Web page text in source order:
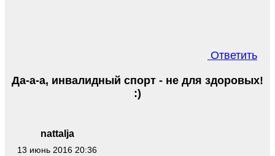
Ответить
nattalja
13 июнь 2016 20:36
Да-а-а, инвалидный спорт - не для здоровых!
:)